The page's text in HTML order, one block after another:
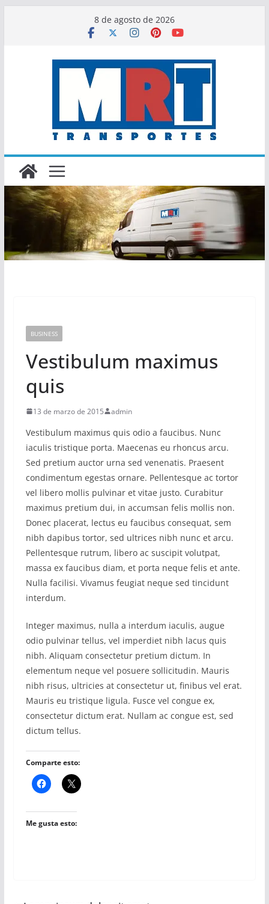
8 de agosto de 2026
BUSINESS
Vestibulum maximus
quis
13 de marzo de 2015 admin
Vestibulum maximus quis odio a faucibus. Nunc
iaculis tristique porta. Maecenas eu rhoncus arcu.
Sed pretium auctor urna sed venenatis. Praesent
condimentum egestas ornare. Pellentesque ac tortor
vel libero mollis pulvinar et vitae justo. Curabitur
maximus pretium dui, in accumsan felis mollis non.
Donec placerat, lectus eu faucibus consequat, sem
nibh dapibus tortor, sed ultrices nibh nunc et arcu.
Pellentesque rutrum, libero ac suscipit volutpat,
massa ex faucibus diam, et porta neque felis et ante.
Nulla facilisi. Vivamus feugiat neque sed tincidunt
interdum.
Integer maximus, nulla a interdum iaculis, augue
odio pulvinar tellus, vel imperdiet nibh lacus quis
nibh. Aliquam consectetur pretium dictum. In
elementum neque vel posuere sollicitudin. Mauris
nibh risus, ultricies at consectetur ut, finibus vel erat.
Mauris eu tristique ligula. Fusce vel congue ex,
consectetur dictum erat. Nullam ac congue est, sed
dictum tellus.
Comparte esto:
Me gusta esto: